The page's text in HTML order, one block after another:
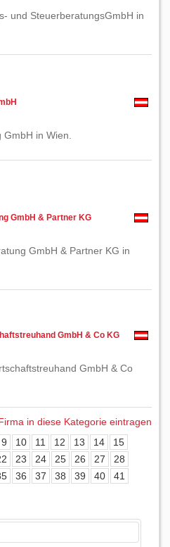
und SteuerberatungsGmbH in
in Wien.
GmbH & Partner KG
GmbH & Partner KG in
GmbH & Co KG
GmbH & Co
in diese Kategorie eintragen
9 10 11 12 13 14
15
23 24 25 26 27
28
36 37 38 39 40
41